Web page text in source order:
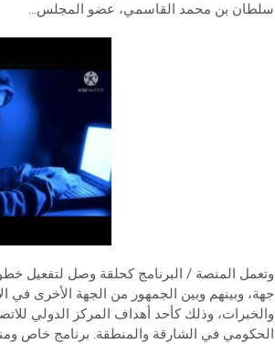
سلطان بن محمد القاسمي، عضو المجلس…
وتعمل المنصة / البرنامج كحلقة وصل لتفعيل
جهة، وبينهم وبين الجمهور من الجهة الأخرى في
والخبرات، وذلك كأحد أهداف المركز الدولي
الحكومي في الشارقة والمنطقة. برنامج خاص